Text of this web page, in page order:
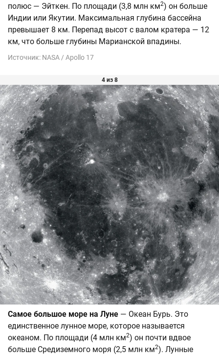
полюс — Эйткен. По площади (3,8 млн км2) он больше
Индии или Якутии. Максимальная глубина бассейна
превышает 8 км. Перепад высот с валом кратера — 12
км, что больше глубины Марианской впадины.
Источник: NASA / Apollo 17
4 из 8
Самое большое море на Луне — Океан Бурь. Это
единственное лунное море, которое называется
океаном. По площади (4 млн км2) он почти вдвое
больше Средиземного моря (2,5 млн км2). Лунные